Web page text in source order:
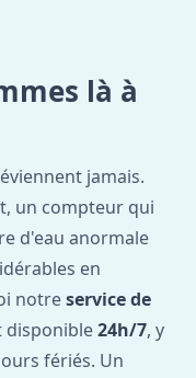
là à
jamais.
un compteur qui
d'eau anormale
en
notreservice de
disponible24h/7, y
fériés. Un